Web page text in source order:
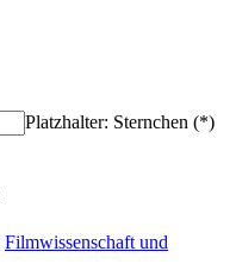
Platzhalter: Sternchen (*)
Filmwissenschaft und